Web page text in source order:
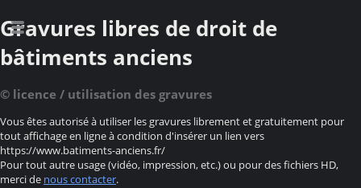
Gravures libres de droit de
bâtiments anciens
© licence / utilisation des gravures
Vous êtes autorisé à utiliser les gravures librement et gratuitement pour
tout affichage en ligne à condition d'insérer un lien vers
https://www.batiments-anciens.fr/
Pour tout autre usage (vidéo, impression, etc.) ou pour des fichiers HD,
merci de nous contacter.